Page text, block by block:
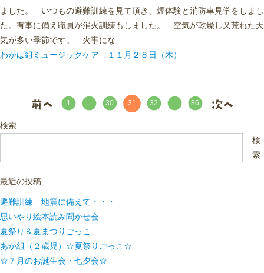
ました。 いつもの避難訓練を見て頂き、煙体験と消防車見学をしまし
た。有事に備え職員が消火訓練もしました。 空気が乾燥し又荒れた天
気が多い季節です。 火事にな
わかば組ミュージックケア １１月２８日（木）
1 … 30 31 32 … 86
検索
検
索
最近の投稿
避難訓練 地震に備えて・・・
思いやり絵本読み聞かせ会
夏祭り＆夏まつりごっこ
あか組（２歳児）☆夏祭りごっこ☆
☆７月のお誕生会・七夕会☆